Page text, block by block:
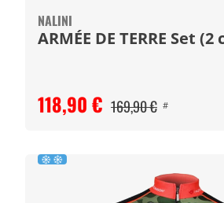
NALINI
ARMÉE DE TERRE Set (2
118,90 € 169,90 € #